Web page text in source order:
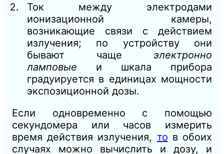
Ток между электродами
ионизационной камеры,
возникающие связи с действием
излучения; по устройству они
бывают чаще электронно
ламповые и шкала прибора
градуируется в единицах мощности
экспозиционной дозы.
Если одновременно с помощью
секундомера или часов измерить
время действия излучения, то в обоих
случаях можно вычислить и дозу, и